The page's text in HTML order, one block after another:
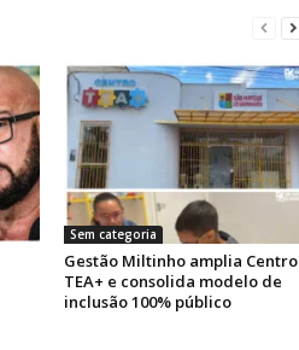
Sem categoria
Gestão Miltinho amplia Centro
TEA+ e consolida modelo de
inclusão 100% público